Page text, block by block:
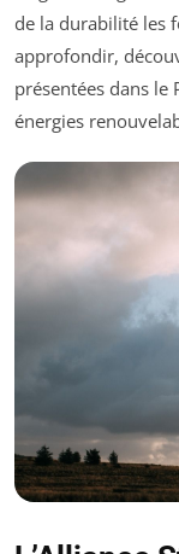
de la durabilité les
approfondir,
présentées dans le
énergies